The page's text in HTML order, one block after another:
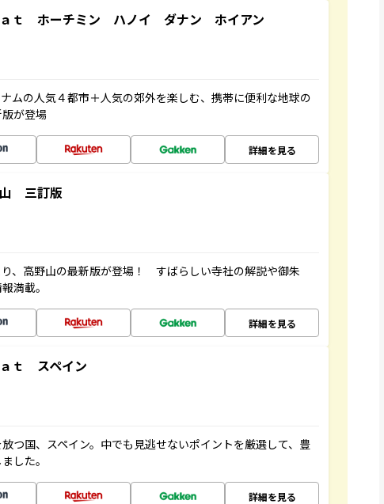
ｔ ホーチミン ハノイ ダナン ホイアン
ムの人気４都市＋人気の郊外を楽しむ、携帯に便利な地球の
が登場
詳細を見る
三訂版
、高野山の最新版が登場！ すばらしい寺社の解説や御朱
満載。
詳細を見る
ｔ スペイン
つ国、スペイン。中でも見逃せないポイントを厳選して、豊
した。
詳細を見る